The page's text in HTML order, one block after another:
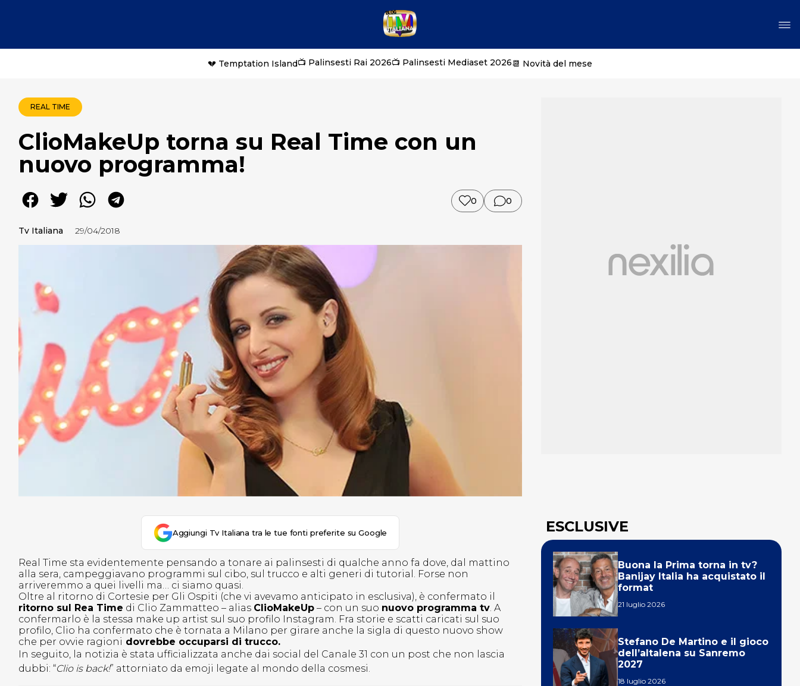
💔 Temptation Island📺 Palinsesti Rai 2026📺 Palinsesti Mediaset 2026📆 Novità del mese
REAL TIME
ClioMakeUp torna su Real Time con un
nuovo programma!
0 0
Tv Italiana 29/04/2018
Aggiungi Tv Italiana tra le tue fonti preferite su Google
Real Time sta evidentemente pensando a tonare ai palinsesti di qualche anno fa dove, dal mattino
alla sera, campeggiavano programmi sul cibo, sul trucco e alti generi di tutorial. Forse non
arriveremmo a quei livelli ma… ci siamo quasi.
Oltre al ritorno di Cortesie per Gli Ospiti (che vi avevamo anticipato in esclusiva), è confermato il
ritorno sul Rea Time di Clio Zammatteo – alias ClioMakeUp – con un suo nuovo programma tv. A
confermarlo è la stessa make up artist sul suo profilo Instagram. Fra storie e scatti caricati sul suo
profilo, Clio ha confermato che è tornata a Milano per girare anche la sigla di questo nuovo show
che per ovvie ragioni dovrebbe occuparsi di trucco.
In seguito, la notizia è stata ufficializzata anche dai social del Canale 31 con un post che non lascia
dubbi: “Clio is back!” attorniato da emoji legate al mondo della cosmesi.
ESCLUSIVE
Buona la Prima torna in tv?
Banijay Italia ha acquistato il
format
21 luglio 2026
Stefano De Martino e il gioco
dell’altalena su Sanremo
2027
18 luglio 2026